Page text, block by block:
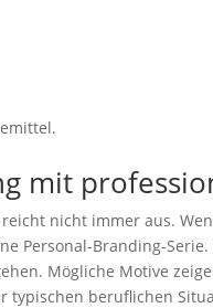
mit
nicht immer aus.
Personal-Branding-
Mögliche Motive
typischen beruflichen